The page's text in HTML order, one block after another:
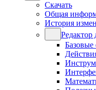
Скачать
Общая
История
Редактор
Базовые